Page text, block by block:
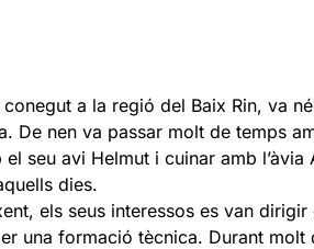
a la regió del Baix Rin, va
De nen va passar molt de temps
seu avi Helmut i cuinar amb l’àvia
dies.
els seus interessos es van dirigir
una formació tècnica. Durant molt